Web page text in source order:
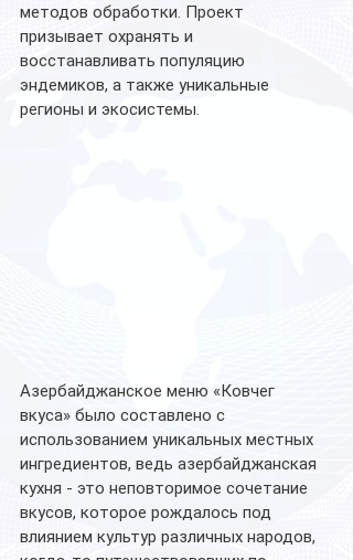
методов обработки. Проект
призывает охранять и
восстанавливать популяцию
эндемиков, а также уникальные
регионы и экосистемы.
Азербайджанское меню «Ковчег
вкуса» было составлено с
использованием уникальных местных
ингредиентов, ведь азербайджанская
кухня - это неповторимое сочетание
вкусов, которое рождалось под
влиянием культур различных народов,